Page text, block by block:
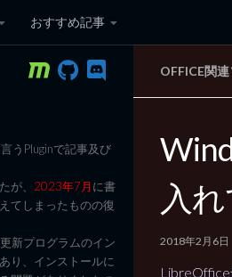
おすすめ記事
ンピュータ
OFFICE関連
入
2018年2月6日
うPluginで記事及び
が、 2023年7月に書
てしまったものの復
新プログラムのイン
り、インストールに